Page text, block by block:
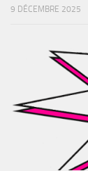
9 DÉCEMBRE 2025